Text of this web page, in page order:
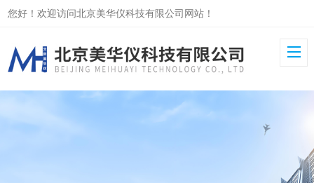
您好！欢迎访问北京美华仪科技有限公司网站！